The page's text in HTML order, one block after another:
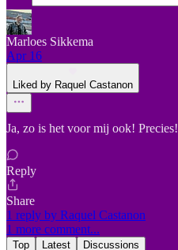
Marloes Sikkema
Apr 16
Liked by Raquel Castanon
Ja, zo is het voor mij ook! Precies!
Reply
Share
1 reply by Raquel Castanon
1 more comment...
Top Latest Discussions